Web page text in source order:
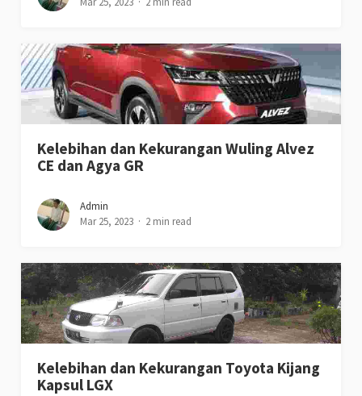
Kelebihan dan Kekurangan Wuling Alvez
CE dan Agya GR
Admin
Mar 25, 2023
2 min read
Kelebihan dan Kekurangan Toyota Kijang
Kapsul LGX